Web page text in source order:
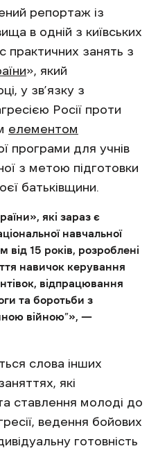
репортаж із
в одній з київських
практичних занять з
», який
у зв’язку з
Росії проти
елементом
програми для учнів
з метою підготовки
батьківщини.
які зараз є
навчальної
від 15 років, розроблені
навичок керування
відпрацювання
та боротьби з
війною”», —
слова інших
які
ставлення молоді до
ведення бойових
готовність